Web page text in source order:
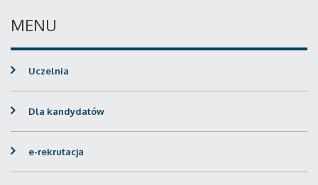
MENU
Uczelnia
Dla kandydatów
e-rekrutacja